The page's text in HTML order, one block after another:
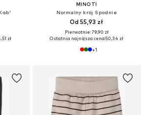
zł
MINOTI
Normalny krój Spodnie
Od 55,93 zł
Pierwotnie: 79,90 zł
Ostatnia najniższa cena:50,34 zł
+1